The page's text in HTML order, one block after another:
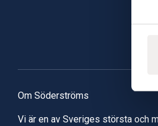
Om Söderströms
Vi är en av Sveriges största och